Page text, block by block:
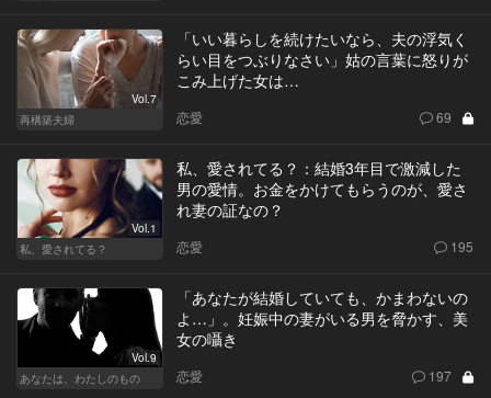
Vol.7
再構築夫婦
「いい暮らしを続けたいなら、夫の浮気く
らい目をつぶりなさい」姑の言葉に怒りが
こみ上げた女は…
恋愛 69
Vol.1
私、愛されてる？
私、愛されてる？：結婚3年目で激減した
男の愛情。お金をかけてもらうのが、愛さ
れ妻の証なの？
恋愛 195
Vol.9
あなたは、わたしのもの
「あなたが結婚していても、かまわないの
よ…」。妊娠中の妻がいる男を脅かす、美
女の囁き
恋愛 197